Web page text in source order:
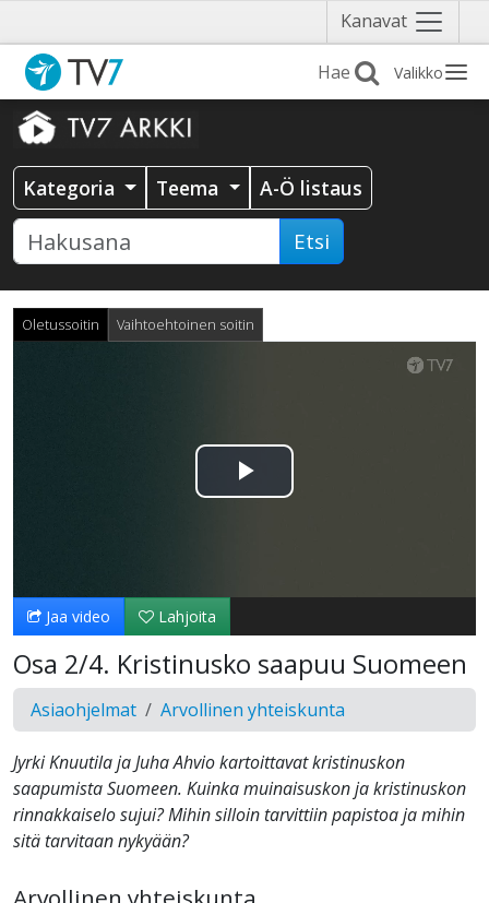
Kanavat Näytä
valikko
Valikko
Kategoria Teema A-Ö listaus
Etsi
Oletussoitin Vaihtoehtoinen soitin
Toista
Jaa video Lahjoita
Osa 2/4. Kristinusko saapuu Suomeen
Asiaohjelmat Arvollinen yhteiskunta
Jyrki Knuutila ja Juha Ahvio kartoittavat kristinuskon
saapumista Suomeen. Kuinka muinaisuskon ja kristinuskon
rinnakkaiselo sujui? Mihin silloin tarvittiin papistoa ja mihin
sitä tarvitaan nykyään?